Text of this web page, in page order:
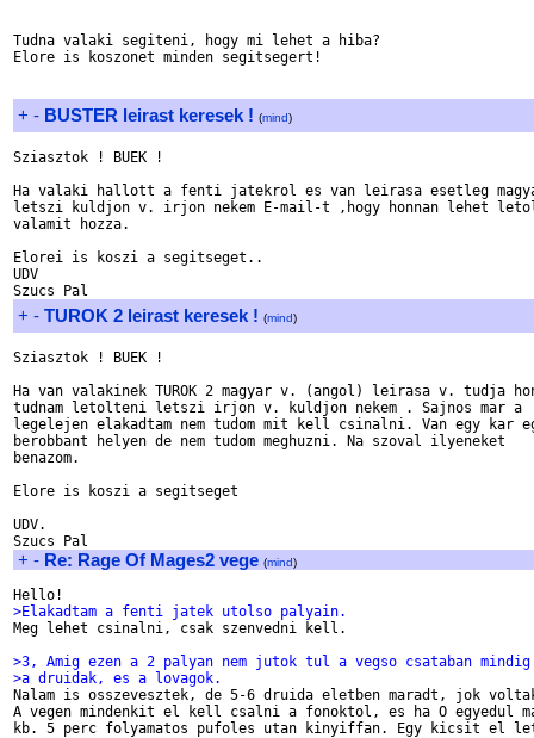
Tudna valaki segiteni, hogy mi lehet a hiba?
Elore is koszonet minden segitsegert!
+ - BUSTER leirast keresek ! (mind)
Sziasztok ! BUEK !
Ha valaki hallott a fenti jatekrol es van leirasa esetleg
letszi kuldjon v. irjon nekem E-mail-t ,hogy honnan lehet
valamit hozza.
Elorei is koszi a segitseget..
UDV
+ - TUROK 2 leirast keresek ! (mind)
Sziasztok ! BUEK !
Ha van valakinek TUROK 2 magyar v. (angol) leirasa v. tudja
tudnam letolteni letszi irjon v. kuldjon nekem . Sajnos mar a
legelejen elakadtam nem tudom mit kell csinalni. Van egy kar
berobbant helyen de nem tudom meghuzni. Na szoval ilyeneket
benazom.
Elore is koszi a segitseget
UDV.
+ - Re: Rage Of Mages2 vege (mind)
>Elakadtam a fenti jatek utolso palyain.
Meg lehet csinalni, csak szenvedni kell.
>3, Amig ezen a 2 palyan nem jutok tul a vegso csataban mindig
>a druidak, es a lovagok.
Nalam is osszevesztek, de 5-6 druida eletben maradt, jok
A vegen mindenkit el kell csalni a fonoktol, es ha O egyedul
kb. 5 perc folyamatos pufoles utan kinyiffan. Egy kicsit el